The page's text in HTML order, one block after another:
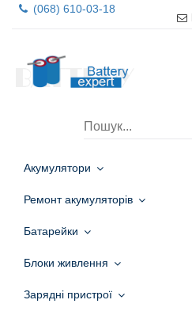
(068) 610-03-18
Акумулятори
Ремонт акумуляторів
Батарейки
Блоки живлення
Зарядні пристрої